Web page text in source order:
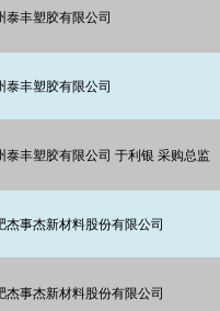
泰丰塑胶有限公司
泰丰塑胶有限公司
泰丰塑胶有限公司 于利银 采购总监
杰事杰新材料股份有限公司
杰事杰新材料股份有限公司